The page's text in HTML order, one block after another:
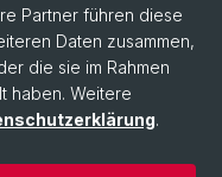
Partner führen diese
Daten zusammen,
die sie im Rahmen
haben. Weitere
.